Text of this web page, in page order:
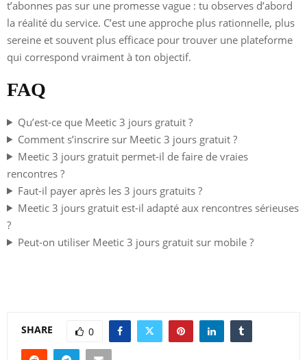
t’abonnes pas sur une promesse vague : tu observes d’abord
la réalité du service. C’est une approche plus rationnelle, plus
sereine et souvent plus efficace pour trouver une plateforme
qui correspond vraiment à ton objectif.
FAQ
Qu’est-ce que Meetic 3 jours gratuit ?
Comment s’inscrire sur Meetic 3 jours gratuit ?
Meetic 3 jours gratuit permet-il de faire de vraies
rencontres ?
Faut-il payer après les 3 jours gratuits ?
Meetic 3 jours gratuit est-il adapté aux rencontres sérieuses
?
Peut-on utiliser Meetic 3 jours gratuit sur mobile ?
SHARE 0